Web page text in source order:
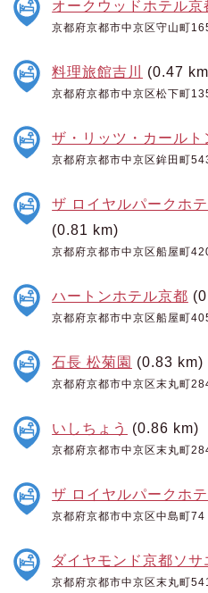
オークウッドホテル京
京都府京都市中京区守山町
料理旅館吉川 (0.47
京都府京都市中京区松下町
ザ・リッツ・カールト
京都府京都市中京区鉾田町
ザ ロイヤルパークホ
(0.81 km)
京都府京都市中京区船屋町
ハートンホテル京都
京都府京都市中京区船屋町
石長 松菊園 (0.83 km)
京都府京都市中京区末丸町
いしちょう (0.86 km)
京都府京都市中京区末丸町
ザ ロイヤルパークホ
京都府京都市中京区中島町74
ダイヤモンド京都ソサ
京都府京都市中京区末丸町541